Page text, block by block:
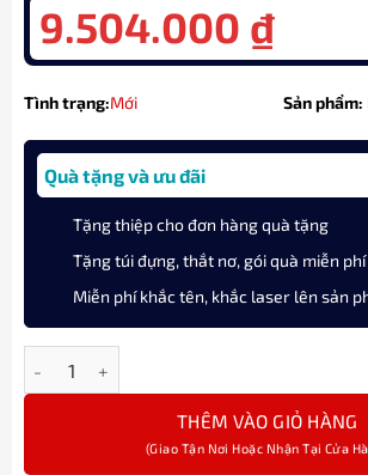
9.504.000 ₫
Tình trạng:Mới Sản phẩm:
Quà tặng và ưu đãi
Tặng thiệp cho đơn hàng quà tặng
Tặng túi đựng, thắt nơ, gói quà miễn phí
Miễn phí khắc tên, khắc laser lên sản
THÊM VÀO GIỎ HÀNG